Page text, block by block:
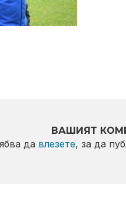
ВАШИЯТ
да влезете, за да